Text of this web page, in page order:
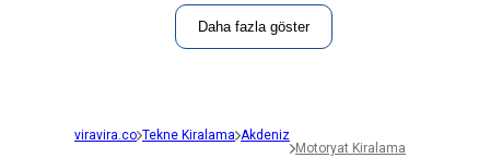
Daha fazla göster
viravira.co Tekne Kiralama Akdeniz
Motoryat Kiralama